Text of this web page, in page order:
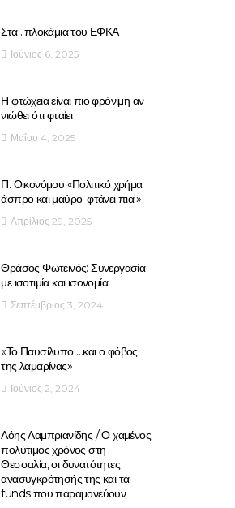
Στα ..πλοκάμια του ΕΦΚΑ
Ιούνιος 6, 2025
Η φτώχεια είναι πιο φρόνιμη αν
νιώθει ότι φταίει
Μαΐου 4, 2025
Π. Οικονόμου «Πολιτικό χρήμα
άσπρο και μαύρο: φτάνει πια!»
Απρίλιος 29, 2025
Θράσος Φωτεινός: Συνεργασία
με ισοτιμία και ισονομία.
Σεπτέμβριος 3, 2024
«Το Παυσίλυπο …και ο φόβος
της λαμαρίνας»
Ιούνιος 2, 2024
Λόης Λαμπριανίδης / Ο χαμένος
πολύτιμος χρόνος στη
Θεσσαλία, οι δυνατότητες
ανασυγκρότησής της και τα
funds που παραμονεύουν